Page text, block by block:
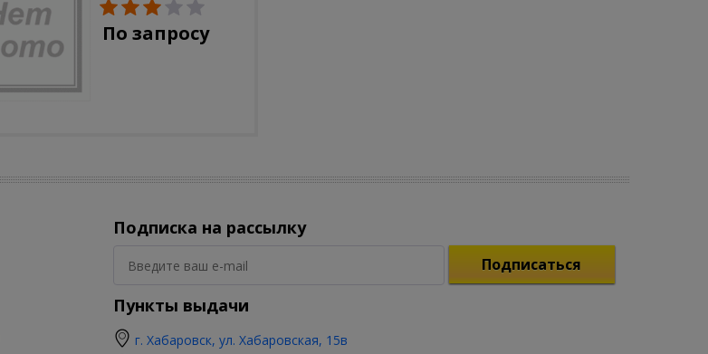
цветной, 32 см
По запросу
Подписка на рассылку
Подписаться
Пункты выдачи
г. Хабаровск, ул. Хабаровская, 15в